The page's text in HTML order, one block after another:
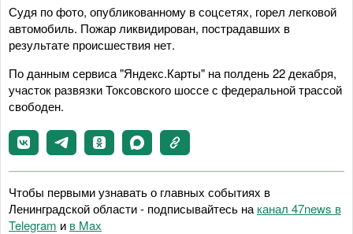
Судя по фото, опубликованному в соцсетях, горел легковой
автомобиль. Пожар ликвидирован, пострадавших в
результате происшествия нет.
По данным сервиса "Яндекс.Карты" на полдень 22 декабря,
участок развязки Токсовского шоссе с федеральной трассой
свободен.
Чтобы первыми узнавать о главных событиях в
Ленинградской области - подписывайтесь на канал 47news в
Telegram и в Maх